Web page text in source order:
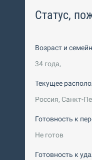
Статус,
Возраст и
34 года,
Текущее
Россия, Санкт-
Готовность к
Не готов
Готовность к